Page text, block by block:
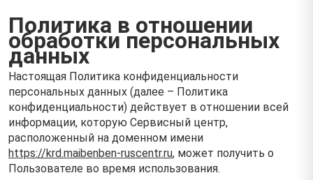
Политика в отношении
обработки персональных
данных
Настоящая Политика конфиденциальности
персональных данных (далее – Политика
конфиденциальности) действует в отношении всей
информации, которую Сервисный центр,
расположенный на доменном имени
https://krd.maibenben-ruscentr.ru, может получить о
Пользователе во время использования.